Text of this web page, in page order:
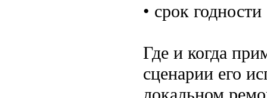
• срок
Где и когда
сценарии его